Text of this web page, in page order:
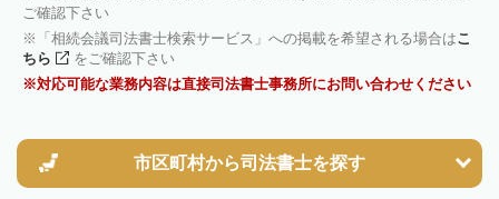
ご確認下さい
「相続会議司法書士検索サービス」への掲載を希望される場合はこ
ちら
をご確認下さい
対応可能な業務内容は直接司法書士事務所にお問い合わせください
市区町村から司法書士を探す